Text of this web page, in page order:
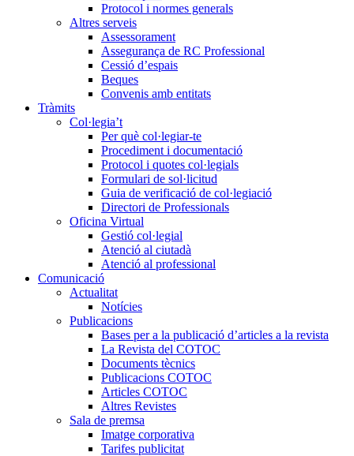
Protocol i normes generals
Altres serveis
Assessorament
Assegurança de RC Professional
Cessió d’espais
Beques
Convenis amb entitats
Tràmits
Col·legia’t
Per què col·legiar-te
Procediment i documentació
Protocol i quotes col·legials
Formulari de sol·licitud
Guia de verificació de col·legiació
Directori de Professionals
Oficina Virtual
Gestió col·legial
Atenció al ciutadà
Atenció al professional
Comunicació
Actualitat
Notícies
Publicacions
Bases per a la publicació d’articles a la revista
La Revista del COTOC
Documents tècnics
Publicacions COTOC
Articles COTOC
Altres Revistes
Sala de premsa
Imatge corporativa
Tarifes publicitat